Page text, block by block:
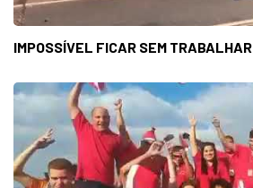
IMPOSSÍVEL FICAR SEM TRABALHAR